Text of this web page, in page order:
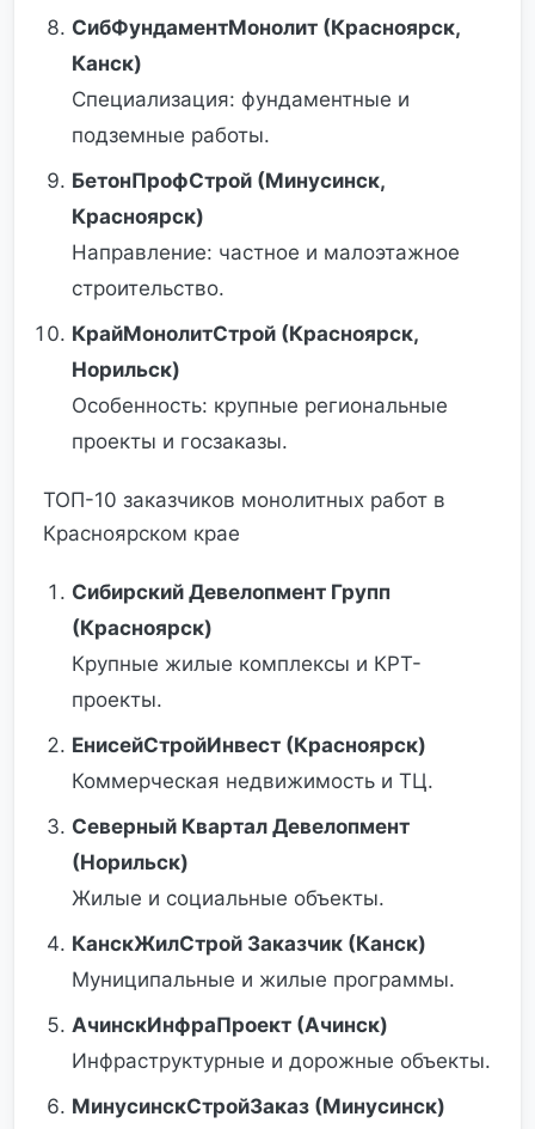
СибФундаментМонолит (Красноярск,
Канск)
Специализация: фундаментные и
подземные работы.
БетонПрофСтрой (Минусинск,
Красноярск)
Направление: частное и малоэтажное
строительство.
КрайМонолитСтрой (Красноярск,
Норильск)
Особенность: крупные региональные
проекты и госзаказы.
ТОП-10 заказчиков монолитных работ в
Красноярском крае
Сибирский Девелопмент Групп
(Красноярск)
Крупные жилые комплексы и КРТ-
проекты.
ЕнисейСтройИнвест (Красноярск)
Коммерческая недвижимость и ТЦ.
Северный Квартал Девелопмент
(Норильск)
Жилые и социальные объекты.
КанскЖилСтрой Заказчик (Канск)
Муниципальные и жилые программы.
АчинскИнфраПроект (Ачинск)
Инфраструктурные и дорожные объекты.
МинусинскСтройЗаказ (Минусинск)